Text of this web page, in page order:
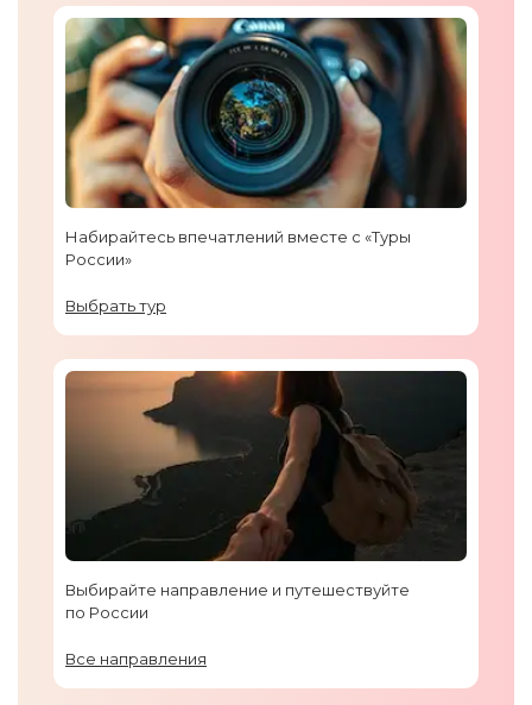
Набирайтесь впечатлений вместе с «Туры
России»
Выбрать тур
Выбирайте направление и путешествуйте
по России
Все направления